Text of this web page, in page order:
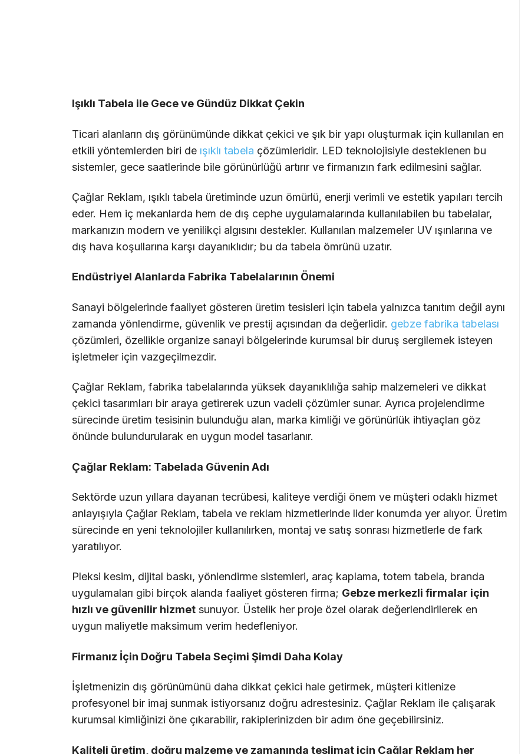
Işıklı Tabela ile Gece ve Gündüz Dikkat Çekin
Ticari alanların dış görünümünde dikkat çekici ve şık bir yapı oluşturmak için kullanılan en
etkili yöntemlerden biri de ışıklı tabela çözümleridir. LED teknolojisiyle desteklenen bu
sistemler, gece saatlerinde bile görünürlüğü artırır ve firmanızın fark edilmesini sağlar.
Çağlar Reklam, ışıklı tabela üretiminde uzun ömürlü, enerji verimli ve estetik yapıları tercih
eder. Hem iç mekanlarda hem de dış cephe uygulamalarında kullanılabilen bu tabelalar,
markanızın modern ve yenilikçi algısını destekler. Kullanılan malzemeler UV ışınlarına ve
dış hava koşullarına karşı dayanıklıdır; bu da tabela ömrünü uzatır.
Endüstriyel Alanlarda Fabrika Tabelalarının Önemi
Sanayi bölgelerinde faaliyet gösteren üretim tesisleri için tabela yalnızca tanıtım değil aynı
zamanda yönlendirme, güvenlik ve prestij açısından da değerlidir. gebze fabrika tabelası
çözümleri, özellikle organize sanayi bölgelerinde kurumsal bir duruş sergilemek isteyen
işletmeler için vazgeçilmezdir.
Çağlar Reklam, fabrika tabelalarında yüksek dayanıklılığa sahip malzemeleri ve dikkat
çekici tasarımları bir araya getirerek uzun vadeli çözümler sunar. Ayrıca projelendirme
sürecinde üretim tesisinin bulunduğu alan, marka kimliği ve görünürlük ihtiyaçları göz
önünde bulundurularak en uygun model tasarlanır.
Çağlar Reklam: Tabelada Güvenin Adı
Sektörde uzun yıllara dayanan tecrübesi, kaliteye verdiği önem ve müşteri odaklı hizmet
anlayışıyla Çağlar Reklam, tabela ve reklam hizmetlerinde lider konumda yer alıyor. Üretim
sürecinde en yeni teknolojiler kullanılırken, montaj ve satış sonrası hizmetlerle de fark
yaratılıyor.
Pleksi kesim, dijital baskı, yönlendirme sistemleri, araç kaplama, totem tabela, branda
uygulamaları gibi birçok alanda faaliyet gösteren firma; Gebze merkezli firmalar için
hızlı ve güvenilir hizmet sunuyor. Üstelik her proje özel olarak değerlendirilerek en
uygun maliyetle maksimum verim hedefleniyor.
Firmanız İçin Doğru Tabela Seçimi Şimdi Daha Kolay
İşletmenizin dış görünümünü daha dikkat çekici hale getirmek, müşteri kitlenize
profesyonel bir imaj sunmak istiyorsanız doğru adrestesiniz. Çağlar Reklam ile çalışarak
kurumsal kimliğinizi öne çıkarabilir, rakiplerinizden bir adım öne geçebilirsiniz.
Kaliteli üretim, doğru malzeme ve zamanında teslimat için Çağlar Reklam her